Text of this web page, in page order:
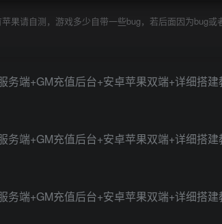
果请自测，游戏多少自带一些bug，若后面因为bug或